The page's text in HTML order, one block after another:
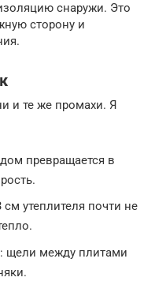
снаружи. Это
сторону и
и те же промахи. Я
превращается в
утеплителя почти не
щели между плитами